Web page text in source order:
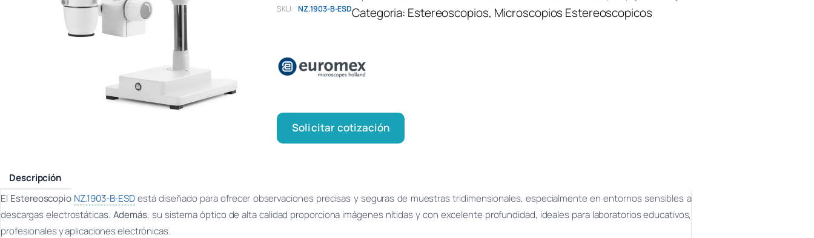
SKU: NZ.1903-B-ESDCategoria: Estereoscopios, Microscopios Estereoscopicos
Solicitar cotización
Descripción
El Estereoscopio NZ.1903-B-ESDestá diseñado para ofrecer observaciones precisas y seguras de muestras tridimensionales, especialmente en entornos sensibles a
descargas electrostáticas. Además, su sistema óptico de alta calidad proporciona imágenes nítidas y con excelente profundidad, ideales para laboratorios educativos,
profesionales y aplicaciones electrónicas.